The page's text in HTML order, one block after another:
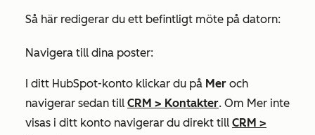
Så här redigerar du ett befintligt möte på datorn:
Navigera till dina poster:
I ditt HubSpot-konto klickar du på Mer och
navigerar sedan till CRM > Kontakter. Om Mer inte
visas i ditt konto navigerar du direkt till CRM >